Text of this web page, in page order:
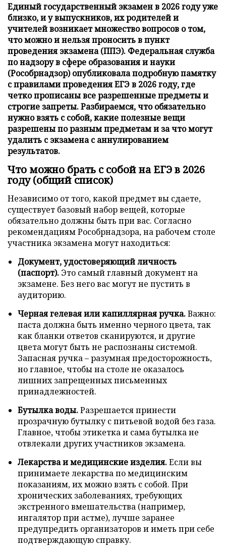
Единый государственный экзамен в 2026 году уже
близко, и у выпускников, их родителей и
учителей возникает множество вопросов о том,
что можно и нельзя проносить в пункт
проведения экзамена (ППЭ). Федеральная служба
по надзору в сфере образования и науки
(Рособрнадзор) опубликовала подробную памятку
с правилами проведения ЕГЭ в 2026 году, где
четко прописаны все разрешенные предметы и
строгие запреты. Разбираемся, что обязательно
нужно взять с собой, какие полезные вещи
разрешены по разным предметам и за что могут
удалить с экзамена с аннулированием
результатов.
Что можно брать с собой на ЕГЭ в 2026
году (общий список)
Независимо от того, какой предмет вы сдаете,
существует базовый набор вещей, которые
обязательно должны быть при вас. Согласно
рекомендациям Рособрнадзора, на рабочем столе
участника экзамена могут находиться:
Документ, удостоверяющий личность
(паспорт). Это самый главный документ на
экзамене. Без него вас могут не пустить в
аудиторию.
Черная гелевая или капиллярная ручка.Важно:
паста должна быть именно черного цвета, так
как бланки ответов сканируются, и другие
цвета могут быть не распознаны системой.
Запасная ручка – разумная предосторожность,
но главное, чтобы на столе не оказалось
лишних запрещенных письменных
принадлежностей.
Бутылка воды.Разрешается принести
прозрачную бутылку с питьевой водой без газа.
Главное, чтобы этикетка и сама бутылка не
отвлекали других участников экзамена.
Лекарства и медицинские изделия.Если вы
принимаете лекарства по медицинским
показаниям, их можно взять с собой. При
хронических заболеваниях, требующих
экстренного вмешательства (например,
ингалятор при астме), лучше заранее
предупредить организаторов и иметь при себе
подтверждающую справку.